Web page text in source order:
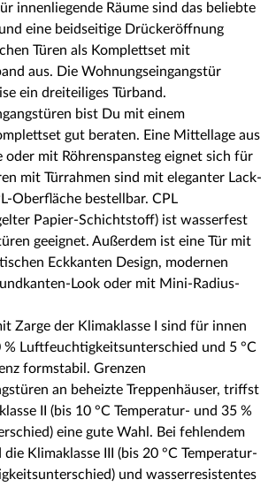
innenliegende Räume sind das beliebte
eine beidseitige Drückeröffnung
Türen als Komplettset mit
aus. Die Wohnungseingangstür
ein dreiteiliges Türband.
bist Du mit einem
gut beraten. Eine Mittellage aus
oder mit Röhrenspansteg eignet sich für
mit Türrahmen sind mit eleganter Lack-
Oberfläche bestellbar. CPL
Papier-Schichtstoff) ist wasserfest
geeignet. Außerdem ist eine Tür mit
Eckkanten Design, modernen
Look oder mit Mini-Radius-
Zarge der Klimaklasse I sind für innen
% Luftfeuchtigkeitsunterschied und 5 °C
formstabil. Grenzen
an beheizte Treppenhäuser, triffst
II (bis 10 °C Temperatur- und 35 %
eine gute Wahl. Bei fehlendem
die Klimaklasse III (bis 20 °C Temperatur-
und wasserresistentes